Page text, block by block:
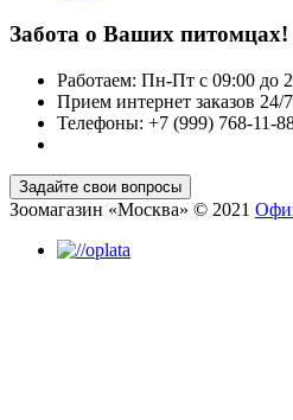
Забота о Ваших питомцах!
Работаем: Пн-Пт с 09:00 до
Прием интернет заказов 24/7
Телефоны: +7 (999) 768-11-
Зоомагазин «Москва» © 2021